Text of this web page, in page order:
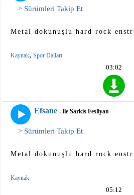
> Sürümleri Takip Et
Metal dokunuşlu hard rock
Kaynak, Spor Dalları
03:02
Efsane - ile Sarkis Fesliyan
> Sürümleri Takip Et
Metal dokunuşlu hard rock
Kaynak
05:12